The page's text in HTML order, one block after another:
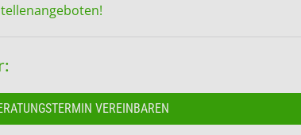
VEREINBAREN